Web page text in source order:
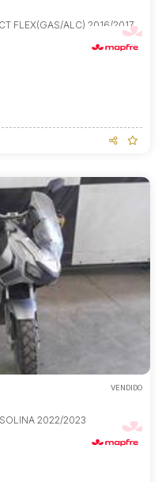
FLEX(GAS/ALC) 2016/2017
VENDIDO
2022/2023